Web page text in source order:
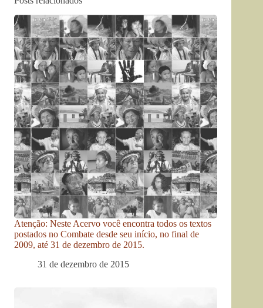
Atenção: Neste Acervo você encontra todos os textos
postados no Combate desde seu início, no final de
2009, até 31 de dezembro de 2015.
31 de dezembro de 2015